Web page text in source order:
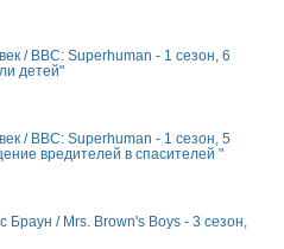
/ BBC: Superhuman - 1 сезон, 6
детей"
/ BBC: Superhuman - 1 сезон, 5
вредителей в спасителей "
Браун / Mrs. Brown's Boys - 3 сезон,